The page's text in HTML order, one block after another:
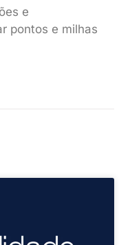
e
pontos e milhas